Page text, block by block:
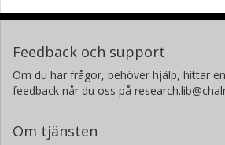
Feedback och support
Om du har frågor, behöver hjälp, hittar
feedback når du oss på
Om tjänsten